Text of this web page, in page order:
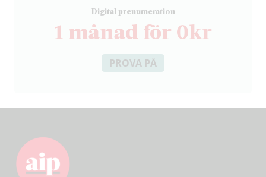
Digital prenumeration
1 månad för 0kr
PROVA PÅ